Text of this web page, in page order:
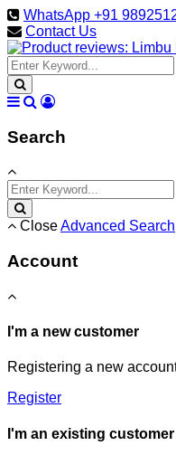
WhatsApp +91
Contact Us
Search
CloseAdvanced Search
Account
I'm a new customer
Registering a new
Register
I'm an existing customer